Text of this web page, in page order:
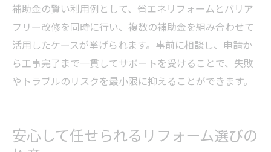
補助金の賢い利用例として、省エネリフォームとバリア
フリー改修を同時に行い、複数の補助金を組み合わせて
活用したケースが挙げられます。事前に相談し、申請か
ら工事完了まで一貫してサポートを受けることで、失敗
やトラブルのリスクを最小限に抑えることができます。
安心して任せられるリフォーム選びの